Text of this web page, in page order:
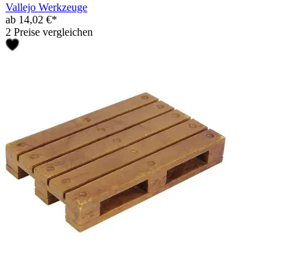
Vallejo Werkzeuge
ab 14,02 €*
2 Preise vergleichen